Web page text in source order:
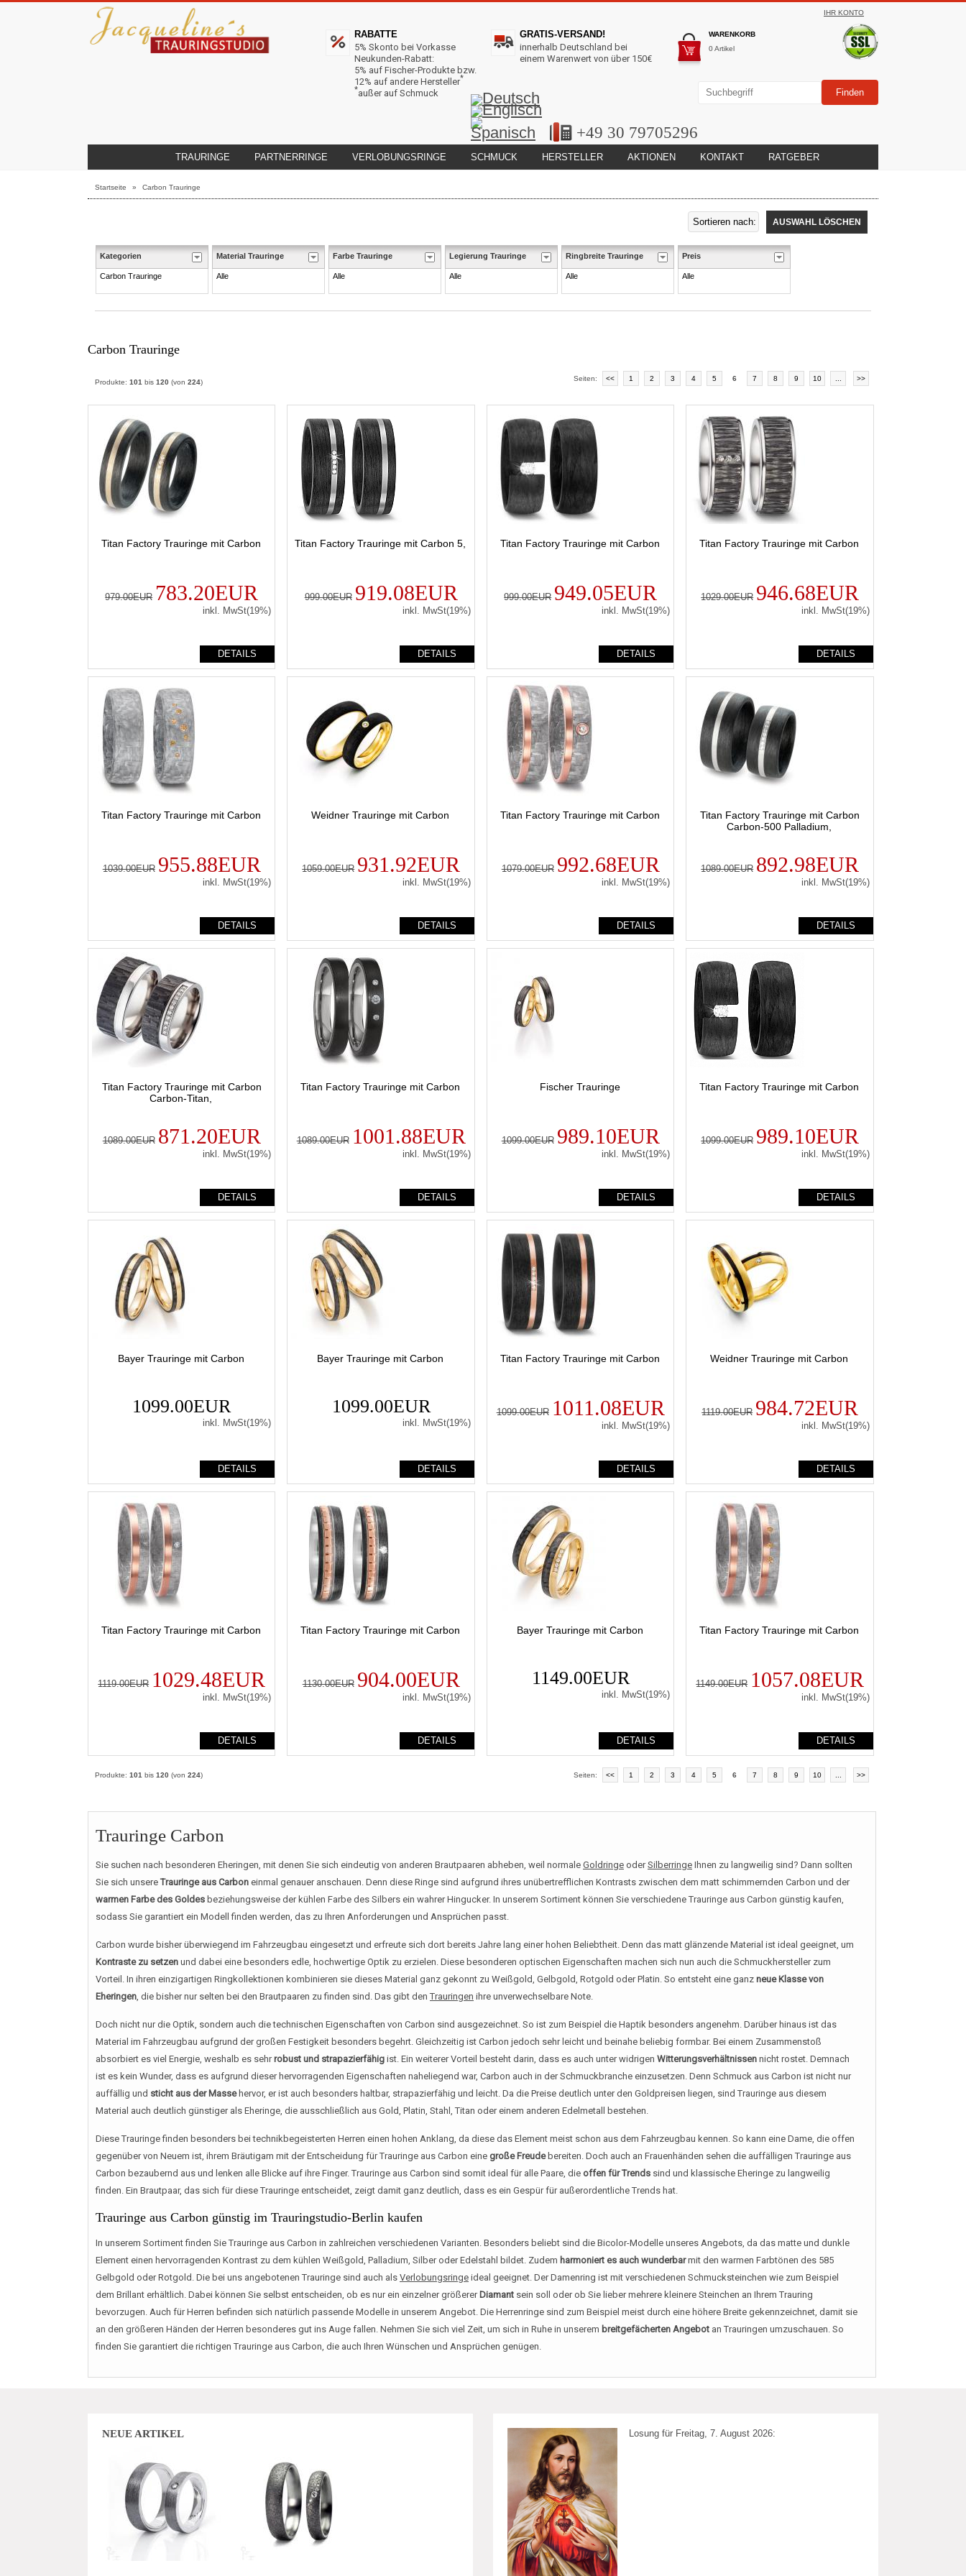
IHR KONTO
WARENKORB
0 Artikel
RABATTE
5% Skonto bei Vorkasse
Neukunden-Rabatt:
5% auf Fischer-Produkte bzw.
12% auf andere Hersteller*
*außer auf Schmuck
GRATIS-VERSAND!
innerhalb Deutschland bei
einem Warenwert von über 150€
+49 30 79705296
TRAURINGE PARTNERRINGE VERLOBUNGSRINGE SCHMUCK HERSTELLER AKTIONEN KONTAKT RATGEBER
Startseite » Carbon Trauringe
AUSWAHL LÖSCHEN
Kategorien
Carbon Trauringe
Material Trauringe
Alle
Farbe Trauringe
Alle
Legierung Trauringe
Alle
Ringbreite Trauringe
Alle
Preis
Alle
Carbon Trauringe
Produkte: 101 bis 120 (von 224) Seiten: << 1 2 3 4 5 6 7 8 9 10 >>
Titan Factory Trauringe mit Carbon
979.00EUR 783.20EUR
inkl. MwSt(19%)
DETAILS
Titan Factory Trauringe mit Carbon 5,
999.00EUR 919.08EUR
inkl. MwSt(19%)
DETAILS
Titan Factory Trauringe mit Carbon
999.00EUR 949.05EUR
inkl. MwSt(19%)
DETAILS
Titan Factory Trauringe mit Carbon
1029.00EUR 946.68EUR
inkl. MwSt(19%)
DETAILS
Titan Factory Trauringe mit Carbon
1039.00EUR 955.88EUR
inkl. MwSt(19%)
DETAILS
Weidner Trauringe mit Carbon
1059.00EUR 931.92EUR
inkl. MwSt(19%)
DETAILS
Titan Factory Trauringe mit Carbon
1079.00EUR 992.68EUR
inkl. MwSt(19%)
DETAILS
Titan Factory Trauringe mit Carbon
Carbon-500 Palladium,
1089.00EUR 892.98EUR
inkl. MwSt(19%)
DETAILS
Titan Factory Trauringe mit Carbon
Carbon-Titan,
1089.00EUR 871.20EUR
inkl. MwSt(19%)
DETAILS
Titan Factory Trauringe mit Carbon
1089.00EUR 1001.88EUR
inkl. MwSt(19%)
DETAILS
Fischer Trauringe
1099.00EUR 989.10EUR
inkl. MwSt(19%)
DETAILS
Titan Factory Trauringe mit Carbon
1099.00EUR 989.10EUR
inkl. MwSt(19%)
DETAILS
Bayer Trauringe mit Carbon
1099.00EUR
inkl. MwSt(19%)
DETAILS
Bayer Trauringe mit Carbon
1099.00EUR
inkl. MwSt(19%)
DETAILS
Titan Factory Trauringe mit Carbon
1099.00EUR 1011.08EUR
inkl. MwSt(19%)
DETAILS
Weidner Trauringe mit Carbon
1119.00EUR 984.72EUR
inkl. MwSt(19%)
DETAILS
Titan Factory Trauringe mit Carbon
1119.00EUR 1029.48EUR
inkl. MwSt(19%)
DETAILS
Titan Factory Trauringe mit Carbon
1130.00EUR 904.00EUR
inkl. MwSt(19%)
DETAILS
Bayer Trauringe mit Carbon
1149.00EUR
inkl. MwSt(19%)
DETAILS
Titan Factory Trauringe mit Carbon
1149.00EUR 1057.08EUR
inkl. MwSt(19%)
DETAILS
Produkte: 101 bis 120 (von 224) Seiten: << 1 2 3 4 5 6 7 8 9 10 >>
Trauringe Carbon
Sie suchen nach besonderen Eheringen, mit denen Sie sich eindeutig von anderen Brautpaaren abheben, weil normale Goldringe oderSilberringe Ihnen zu langweilig sind? Dann sollten
Sie sich unsereTrauringe aus Carbon einmal genauer anschauen. Denn diese Ringe sind aufgrund ihres unübertrefflichen Kontrasts zwischen dem matt schimmernden Carbon und der
warmen Farbe des Goldes beziehungsweise der kühlen Farbe des Silbers ein wahrer Hingucker. In unserem Sortiment können Sie verschiedene Trauringe aus Carbon günstig kaufen,
sodass Sie garantiert ein Modell finden werden, das zu Ihren Anforderungen und Ansprüchen passt.
Carbon wurde bisher überwiegend im Fahrzeugbau eingesetzt und erfreute sich dort bereits Jahre lang einer hohen Beliebtheit. Denn das matt glänzende Material ist ideal geeignet, um
Kontraste zu setzen und dabei eine besonders edle, hochwertige Optik zu erzielen. Diese besonderen optischen Eigenschaften machen sich nun auch die Schmuckhersteller zum
Vorteil. In ihren einzigartigen Ringkollektionen kombinieren sie dieses Material ganz gekonnt zu Weißgold, Gelbgold, Rotgold oder Platin. So entsteht eine ganz neue Klasse von
Eheringen, die bisher nur selten bei den Brautpaaren zu finden sind. Das gibt denTrauringen ihre unverwechselbare Note.
Doch nicht nur die Optik, sondern auch die technischen Eigenschaften von Carbon sind ausgezeichnet. So ist zum Beispiel die Haptik besonders angenehm. Darüber hinaus ist das
Material im Fahrzeugbau aufgrund der großen Festigkeit besonders begehrt. Gleichzeitig ist Carbon jedoch sehr leicht und beinahe beliebig formbar. Bei einem Zusammenstoß
absorbiert es viel Energie, weshalb es sehrrobust und strapazierfähig ist. Ein weiterer Vorteil besteht darin, dass es auch unter widrigen Witterungsverhältnissen nicht rostet. Demnach
ist es kein Wunder, dass es aufgrund dieser hervorragenden Eigenschaften naheliegend war, Carbon auch in der Schmuckbranche einzusetzen. Denn Schmuck aus Carbon ist nicht nur
auffällig und sticht aus der Massehervor, er ist auch besonders haltbar, strapazierfähig und leicht. Da die Preise deutlich unter den Goldpreisen liegen, sind Trauringe aus diesem
Material auch deutlich günstiger als Eheringe, die ausschließlich aus Gold, Platin, Stahl, Titan oder einem anderen Edelmetall bestehen.
Diese Trauringe finden besonders bei technikbegeisterten Herren einen hohen Anklang, da diese das Element meist schon aus dem Fahrzeugbau kennen. So kann eine Dame, die offen
gegenüber von Neuem ist, ihrem Bräutigam mit der Entscheidung für Trauringe aus Carbon eine große Freudebereiten. Doch auch an Frauenhänden sehen die auffälligen Trauringe aus
Carbon bezaubernd aus und lenken alle Blicke auf ihre Finger. Trauringe aus Carbon sind somit ideal für alle Paare, die offen für Trends sind und klassische Eheringe zu langweilig
finden. Ein Brautpaar, das sich für diese Trauringe entscheidet, zeigt damit ganz deutlich, dass es ein Gespür für außerordentliche Trends hat.
Trauringe aus Carbon günstig im Trauringstudio-Berlin kaufen
In unserem Sortiment finden Sie Trauringe aus Carbon in zahlreichen verschiedenen Varianten. Besonders beliebt sind die Bicolor-Modelle unseres Angebots, da das matte und dunkle
Element einen hervorragenden Kontrast zu dem kühlen Weißgold, Palladium, Silber oder Edelstahl bildet. Zudem harmoniert es auch wunderbarmit den warmen Farbtönen des 585
Gelbgold oder Rotgold. Die bei uns angebotenen Trauringe sind auch als Verlobungsringe ideal geeignet. Der Damenring ist mit verschiedenen Schmucksteinchen wie zum Beispiel
dem Brillant erhältlich. Dabei können Sie selbst entscheiden, ob es nur ein einzelner größerer Diamant sein soll oder ob Sie lieber mehrere kleinere Steinchen an Ihrem Trauring
bevorzugen. Auch für Herren befinden sich natürlich passende Modelle in unserem Angebot. Die Herrenringe sind zum Beispiel meist durch eine höhere Breite gekennzeichnet, damit sie
an den größeren Händen der Herren besonderes gut ins Auge fallen. Nehmen Sie sich viel Zeit, um sich in Ruhe in unserem breitgefächerten Angebot an Trauringen umzuschauen. So
finden Sie garantiert die richtigen Trauringe aus Carbon, die auch Ihren Wünschen und Ansprüchen genügen.
NEUE ARTIKEL Losung für Freitag, 7. August 2026: